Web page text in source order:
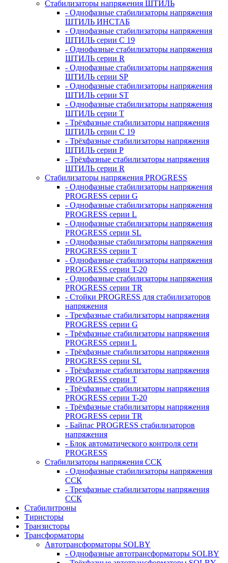
Стабилизаторы напряжения ШТИЛЬ
- Однофазные стабилизаторы напряжения
ШТИЛЬ ИНСТАБ
- Однофазные стабилизаторы напряжения
ШТИЛЬ серии C 19
- Однофазные стабилизаторы напряжения
ШТИЛЬ серии R
- Однофазные стабилизаторы напряжения
ШТИЛЬ серии SP
- Однофазные стабилизаторы напряжения
ШТИЛЬ серии ST
- Однофазные стабилизаторы напряжения
ШТИЛЬ серии T
- Трёхфазные стабилизаторы напряжения
ШТИЛЬ серии C 19
- Трёхфазные стабилизаторы напряжения
ШТИЛЬ серии P
- Трёхфазные стабилизаторы напряжения
ШТИЛЬ серии R
Стабилизаторы напряжения PROGRESS
- Однофазные стабилизаторы напряжения
PROGRESS серии G
- Однофазные стабилизаторы напряжения
PROGRESS серии L
- Однофазные стабилизаторы напряжения
PROGRESS серии SL
- Однофазные стабилизаторы напряжения
PROGRESS серии T
- Однофазные стабилизаторы напряжения
PROGRESS серии T-20
- Однофазные стабилизаторы напряжения
PROGRESS серии TR
- Стойки PROGRESS для стабилизаторов
напряжения
- Трехфазные стабилизаторы напряжения
PROGRESS серии G
- Трёхфазные стабилизаторы напряжения
PROGRESS серии L
- Трёхфазные стабилизаторы напряжения
PROGRESS серии SL
- Трёхфазные стабилизаторы напряжения
PROGRESS серии T
- Трёхфазные стабилизаторы напряжения
PROGRESS серии T-20
- Трёхфазные стабилизаторы напряжения
PROGRESS серии TR
- Байпас PROGRESS стабилизаторов
напряжения
- Блок автоматического контроля сети
PROGRESS
Стабилизаторы напряжения ССК
- Однофазные стабилизаторы напряжения
ССК
- Трехфазные стабилизаторы напряжения
ССК
Стабилитроны
Тиристоры
Транзисторы
Трансформаторы
Автотрансформаторы SOLBY
- Однофазные автотрансформаторы SOLBY